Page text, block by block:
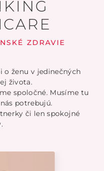
ZDRAVIE
ženu v jedinečných
života.
spoločné. Musíme tu
potrebujú.
či len spokojné